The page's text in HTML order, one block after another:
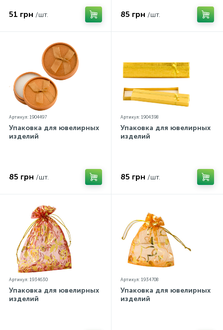
51 грн /шт. 85 грн /шт.
Артикул: 1904497
Упаковка для ювелирных
изделий
85 грн /шт.
Артикул: 1904398
Упаковка для ювелирных
изделий
85 грн /шт.
Артикул: 1934630
Упаковка для ювелирных
изделий
Артикул: 1934708
Упаковка для ювелирных
изделий